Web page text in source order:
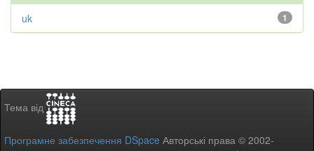
1
uk
Тема від
Програмне забезпечення DSpace Авторські права © 2002-